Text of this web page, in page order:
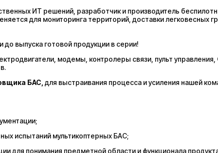
ИТ решений, разработчик и производитель
для мониторинга территорий, доставки легковесных
до выпуска готовой продукции в серии!
модемы, контролеры связи, пульт управления,
БАС, для выстраивания процесса и усиления нашей
испытаний мультикоптерных БАС;
для понимания предметной области и функционала